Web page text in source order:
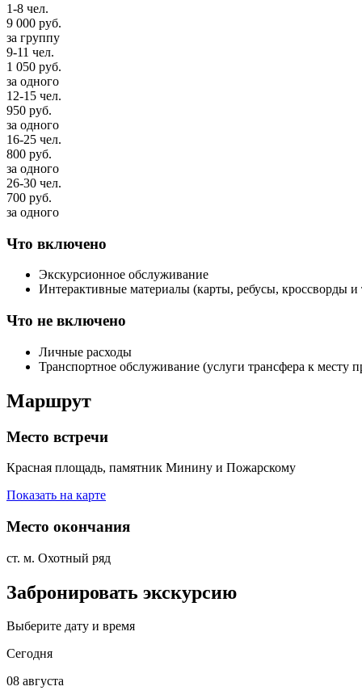
1-8 чел.
9 000 руб.
за группу
9-11 чел.
1 050 руб.
за одного
12-15 чел.
950 руб.
за одного
16-25 чел.
800 руб.
за одного
26-30 чел.
700 руб.
за одного
Что включено
Экскурсионное обслуживание
Интерактивные материалы (карты, ребусы, кроссворды и
Что не включено
Личные расходы
Транспортное обслуживание (услуги трансфера к месту
Маршрут
Место встречи
Красная площадь, памятник Минину и Пожарскому
Показать на карте
Место окончания
ст. м. Охотный ряд
Забронировать экскурсию
Выберите дату и время
Сегодня
08 августа